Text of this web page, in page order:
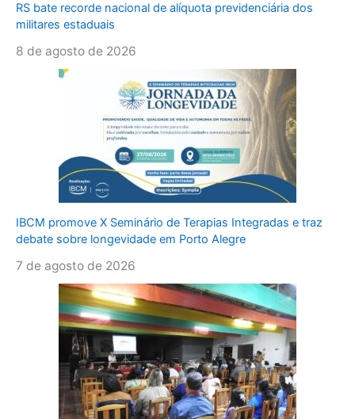
RS bate recorde nacional de alíquota previdenciária dos
militares estaduais
8 de agosto de 2026
IBCM promove X Seminário de Terapias Integradas e traz
debate sobre longevidade em Porto Alegre
7 de agosto de 2026